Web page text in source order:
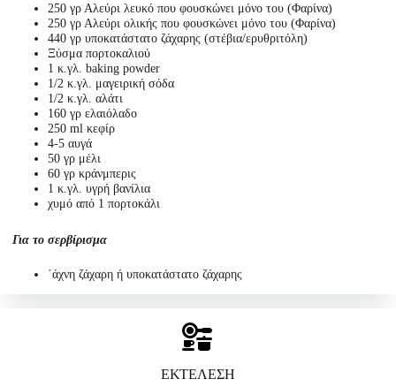
250 γρ Αλεύρι λευκό που φουσκώνει μόνο του (Φαρίνα)
250 γρ Αλεύρι ολικής που φουσκώνει μόνο του (Φαρίνα)
440 γρ υποκατάστατο ζάχαρης (στέβια/ερυθριτόλη)
Ξύσμα πορτοκαλιού
1 κ.γλ. baking powder
1/2 κ.γλ. μαγειρική σόδα
1/2 κ.γλ. αλάτι
160 γρ ελαιόλαδο
250 ml κεφίρ
4-5 αυγά
50 γρ μέλι
60 γρ κράνμπερις
1 κ.γλ. υγρή βανίλια
χυμό από 1 πορτοκάλι
Για το σερβίρισμα
΄άχνη ζάχαρη ή υποκατάστατο ζάχαρης
ΕΚΤΕΛΕΣΗ